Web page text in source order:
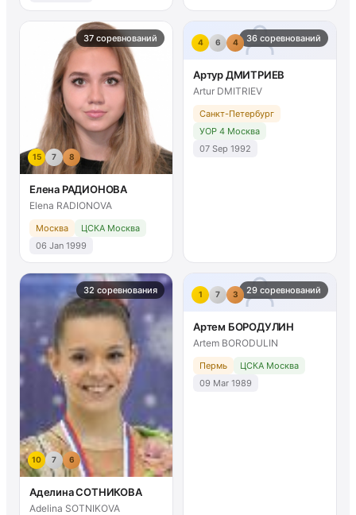
37 соревнований
15 7 8
Елена РАДИОНОВА
Elena RADIONOVA
Москва
ЦСКА Москва
06 Jan 1999
36 соревнований
4 6 4
Артур ДМИТРИЕВ
Artur DMITRIEV
Санкт-Петербург
УОР 4 Москва
07 Sep 1992
32 соревнования
10 7 6
Аделина СОТНИКОВА
Adelina SOTNIKOVA
29 соревнований
1 7 3
Артем БОРОДУЛИН
Artem BORODULIN
Пермь
ЦСКА Москва
09 Mar 1989